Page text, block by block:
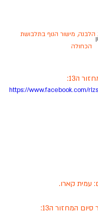
מישור הנוף בתלבושת
הכחולה
ה13:
https://www.facebook.com/
קארו.
המחזור ה13: